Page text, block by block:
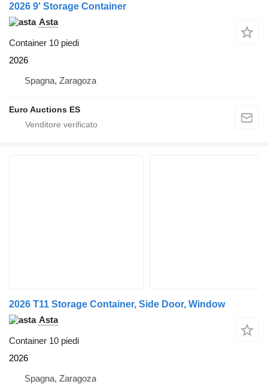
2026 9' Storage Container
Asta
Container 10 piedi
2026
Spagna, Zaragoza
Euro Auctions ES
2026 T11 Storage Container, Side Door, Window
Asta
Container 10 piedi
2026
Spagna, Zaragoza